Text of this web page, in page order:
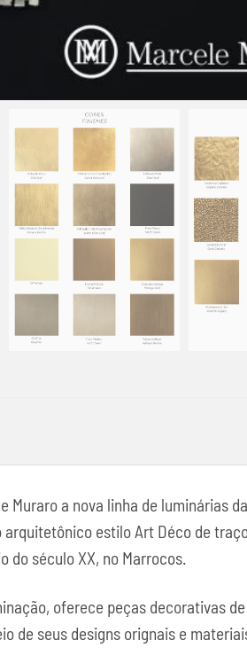
Muraro a nova linha de luminárias
estilo Art Déco de
do século XX, no Marrocos.
oferece peças decorativas
de seus designs orignais e